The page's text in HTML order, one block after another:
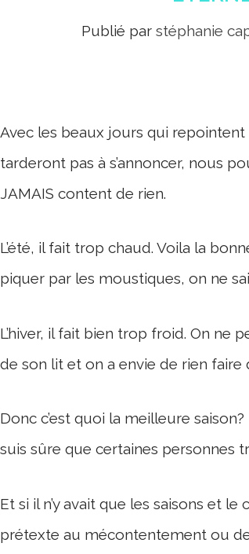
Publié parstéphanie
Avec les beaux jours qui
tarderont pas à s’annoncer, nous
JAMAIS content de rien.
L’été, il fait trop chaud. Voila la
piquer par les moustiques, on ne
L’hiver, il fait bien trop froid. On ne
de son lit et on a envie de rien faire
Donc c’est quoi la meilleure
suis sûre que certaines personnes
Et si il n’y avait que les saisons et
prétexte au mécontentement ou